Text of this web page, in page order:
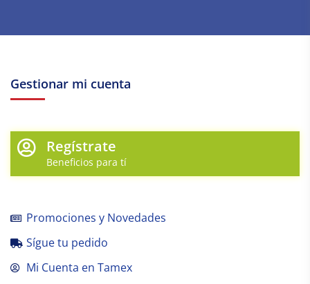
Gestionar mi cuenta
Regístrate
Beneficios para tí
Promociones y Novedades
Sígue tu pedido
Mi Cuenta en Tamex